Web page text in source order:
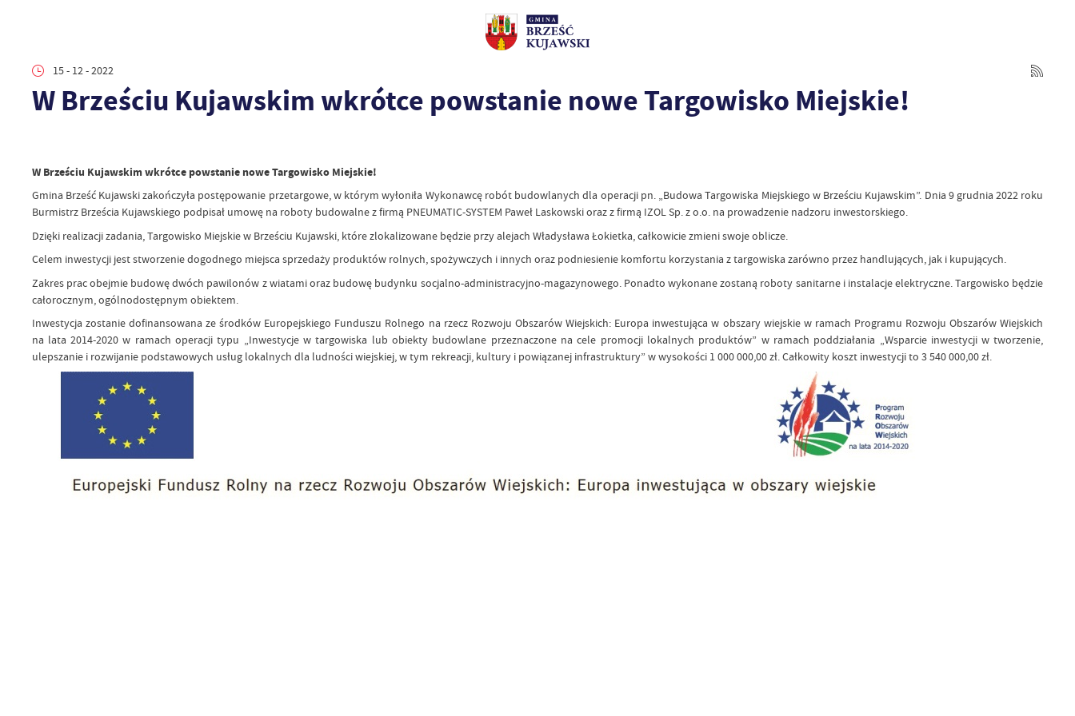
15 - 12 - 2022
W Brześciu Kujawskim wkrótce powstanie nowe Targowisko Miejskie!
W Brześciu Kujawskim wkrótce powstanie nowe Targowisko Miejskie!
Gmina Brześć Kujawski zakończyła postępowanie przetargowe, w którym wyłoniła Wykonawcę robót budowlanych dla operacji pn. „Budowa Targowiska Miejskiego w Brześciu Kujawskim”. Dnia 9 grudnia 2022 roku
Burmistrz Brześcia Kujawskiego podpisał umowę na roboty budowalne z firmą PNEUMATIC-SYSTEM Paweł Laskowski oraz z firmą IZOL Sp. z o.o. na prowadzenie nadzoru inwestorskiego.
Dzięki realizacji zadania, Targowisko Miejskie w Brześciu Kujawski, które zlokalizowane będzie przy alejach Władysława Łokietka, całkowicie zmieni swoje oblicze.
Celem inwestycji jest stworzenie dogodnego miejsca sprzedaży produktów rolnych, spożywczych i innych oraz podniesienie komfortu korzystania z targowiska zarówno przez handlujących, jak i kupujących.
Zakres prac obejmie budowę dwóch pawilonów z wiatami oraz budowę budynku socjalno-administracyjno-magazynowego. Ponadto wykonane zostaną roboty sanitarne i instalacje elektryczne. Targowisko będzie
całorocznym, ogólnodostępnym obiektem.
Inwestycja zostanie dofinansowana ze środków Europejskiego Funduszu Rolnego na rzecz Rozwoju Obszarów Wiejskich: Europa inwestująca w obszary wiejskie w ramach Programu Rozwoju Obszarów Wiejskich
na lata 2014-2020 w ramach operacji typu „Inwestycje w targowiska lub obiekty budowlane przeznaczone na cele promocji lokalnych produktów” w ramach poddziałania „Wsparcie inwestycji w tworzenie,
ulepszanie i rozwijanie podstawowych usług lokalnych dla ludności wiejskiej, w tym rekreacji, kultury i powiązanej infrastruktury” w wysokości 1 000 000,00 zł. Całkowity koszt inwestycji to 3 540 000,00 zł.